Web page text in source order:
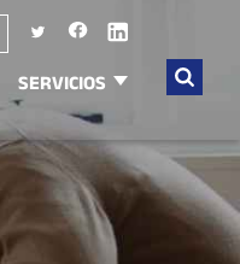
SERVICIOS